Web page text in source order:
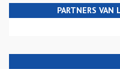
PARTNERS VAN